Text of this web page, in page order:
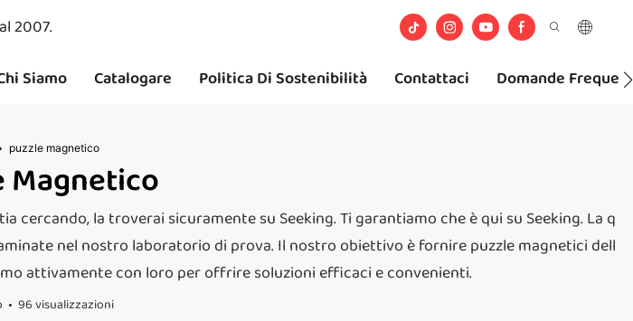
2007.
Siamo Catalogare Politica Di Sostenibilità Contattaci Domande
puzzle magnetico
cercando, la troverai sicuramente su Seeking. Ti garantiamo che è qui su Seeking. La q
nel nostro laboratorio di prova. Il nostro obiettivo è fornire puzzle magnetici dell
attivamente con loro per offrire soluzioni efficaci e convenienti.
96 visualizzazioni